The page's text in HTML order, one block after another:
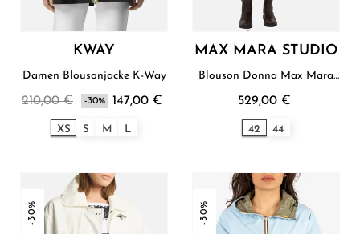
KWAY
Damen Blousonjacke K-Way
210,00 € -30% 147,00 €
XS S M L
MAX MARA STUDIO
Blouson Donna Max Mara
529,00 €
42 44
-30% -30%